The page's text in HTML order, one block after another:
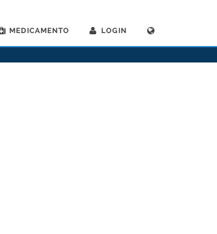
MEDICAMENTO LOGIN
>Dentista>Stans>Dr. Ingrid Pless